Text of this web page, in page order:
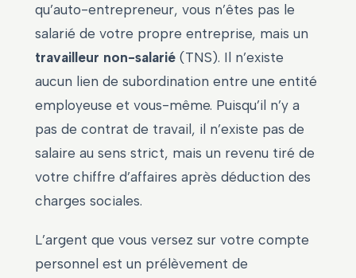
qu’auto-entrepreneur, vous n’êtes pas le
salarié de votre propre entreprise, mais un
travailleur non-salarié (TNS). Il n’existe
aucun lien de subordination entre une entité
employeuse et vous-même. Puisqu’il n’y a
pas de contrat de travail, il n’existe pas de
salaire au sens strict, mais un revenu tiré de
votre chiffre d’affaires après déduction des
charges sociales.
L’argent que vous versez sur votre compte
personnel est un prélèvement de